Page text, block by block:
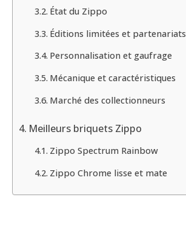
État du Zippo
Éditions limitées et partenariats
Personnalisation et gaufrage
Mécanique et caractéristiques
Marché des collectionneurs
Meilleurs briquets Zippo
Zippo Spectrum Rainbow
Zippo Chrome lisse et mate